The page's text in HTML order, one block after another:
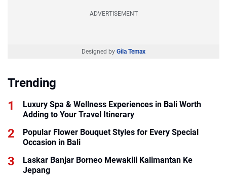
ADVERTISEMENT
Designed by Gila Temax
Trending
Luxury Spa & Wellness Experiences in Bali Worth
Adding to Your Travel Itinerary
Popular Flower Bouquet Styles for Every Special
Occasion in Bali
Laskar Banjar Borneo Mewakili Kalimantan Ke
Jepang